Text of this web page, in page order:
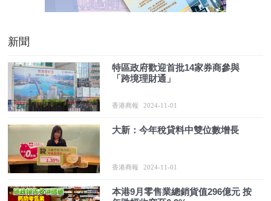
新聞
特區政府歡迎首批14家券商參與
「跨境理財通」
香港商報 2024-11-01
大新：今年稅貸料中雙位數增長
香港商報 2024-11-01
本港9月零售業總銷貨值296億元 按